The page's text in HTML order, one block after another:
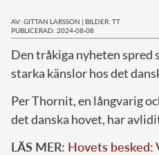
AV: GITTAN LARSSON | BILDER: TT
PUBLICERAD: 2024-08-08
Den tråkiga nyheten spred
starka känslor hos det
Per Thornit, en långvarig
det danska hovet, har
LÄS MER: Hovets besked: